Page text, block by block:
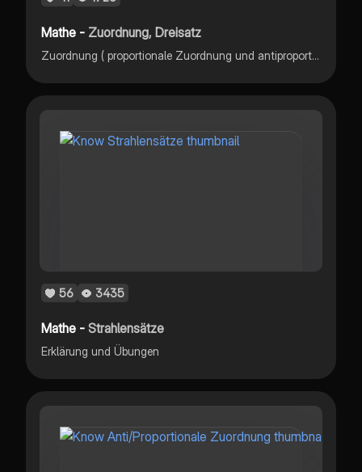
Mathe - Zuordnung, Dreisatz
Zuordnung ( proportionale Zuordnung und antiproportionale Zuordnung)
56 3435
Mathe -Strahlensätze
Erklärung und Übungen